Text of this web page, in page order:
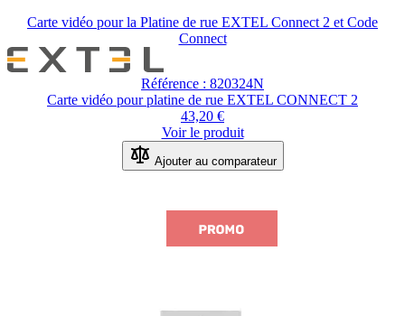
Carte vidéo pour la Platine de rue EXTEL Connect 2 et Code
Connect
Référence : 820324N
Carte vidéo pour platine de rue EXTEL CONNECT 2
43,20 €
Voir le produit
Ajouter au comparateur